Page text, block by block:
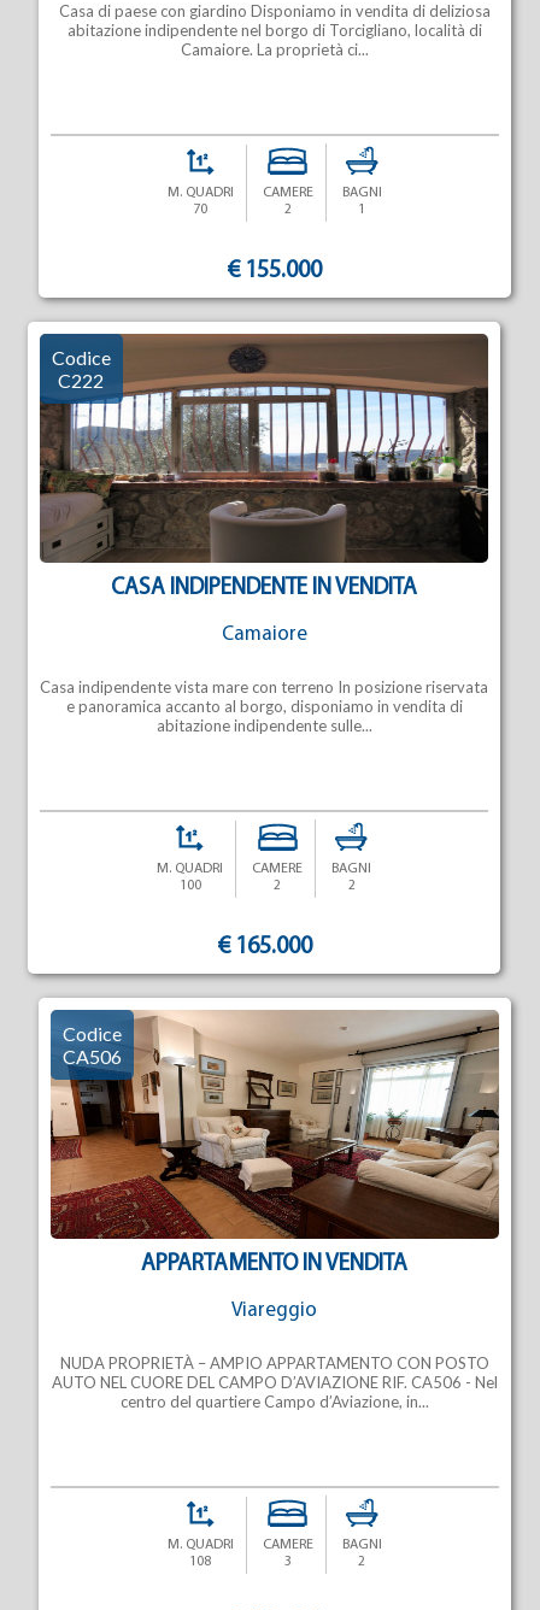
Casa di paese con giardino Disponiamo in vendita di deliziosa
abitazione indipendente nel borgo di Torcigliano, località di
Camaiore. La proprietà ci...
M. QUADRI
70
CAMERE
2
BAGNI
1
€ 155.000
CASA INDIPENDENTE IN VENDITA
Camaiore
Codice
C222
Casa indipendente vista mare con terreno In posizione riservata
e panoramica accanto al borgo, disponiamo in vendita di
abitazione indipendente sulle...
M. QUADRI
100
CAMERE
2
BAGNI
2
€ 165.000
APPARTAMENTO IN VENDITA
Viareggio
Codice
CA506
NUDA PROPRIETÀ – AMPIO APPARTAMENTO CON POSTO
AUTO NEL CUORE DEL CAMPO D’AVIAZIONE RIF. CA506 - Nel
centro del quartiere Campo d’Aviazione, in...
M. QUADRI
108
CAMERE
3
BAGNI
2